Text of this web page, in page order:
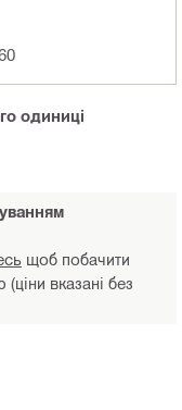
одиниці
щоб побачити
вказані без